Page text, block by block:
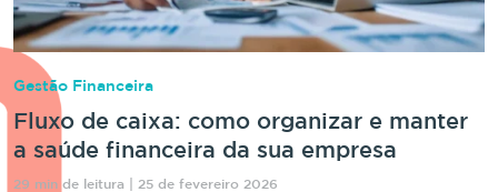
Gestão Financeira
Fluxo de caixa: como organizar e manter
a saúde financeira da sua empresa
29 min de leitura | 25 de fevereiro 2026